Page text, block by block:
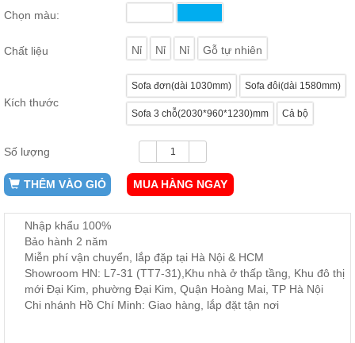
ăn,
kệ
Nội
Công,
Bàn
ghế
Phụ
Kiện
Chọn màu:
Chất liệu Nỉ Nỉ Nỉ Gỗ tự nhiên
Kích thước
Sofa đơn(dài 1030mm) Sofa đôi(dài 1580mm)
Sofa 3 chỗ(2030*960*1230)mm Cả bộ
Số lượng
THÊM VÀO GIỎ MUA HÀNG NGAY
Nhập khẩu 100%
Bảo hành 2 năm
Miễn phí vận chuyển, lắp đặp tại Hà Nội & HCM
Showroom HN: L7-31 (TT7-31),Khu nhà ở thấp tầng, Khu đô thị
mới Đại Kim, phường Đại Kim, Quận Hoàng Mai, TP Hà Nội
Chi nhánh Hồ Chí Minh: Giao hàng, lắp đặt tận nơi